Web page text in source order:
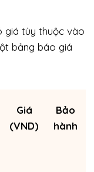
giá tùy thuộc vào
bảng báo giá
Giá
(VND)
Bảo
hành